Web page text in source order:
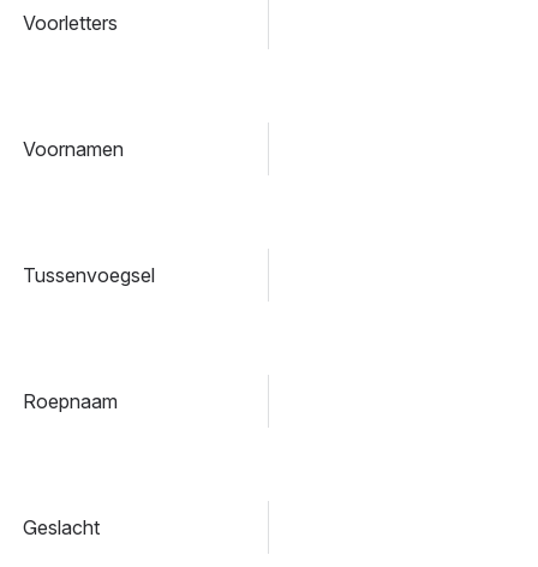
Voorletters
Voornamen
Tussenvoegsel
Roepnaam
Geslacht